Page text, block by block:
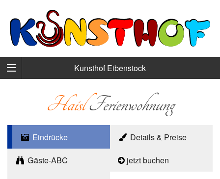
Kunsthof Eibenstock
HaislFerienwohnung
Eindrücke
Details & Preise
Gäste-ABC
jetzt buchen